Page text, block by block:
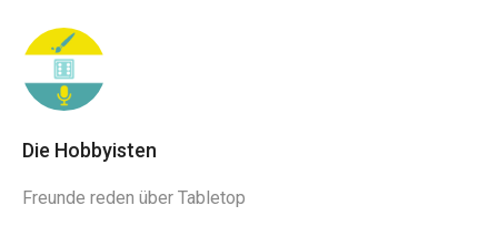
Die Hobbyisten
Freunde reden über Tabletop